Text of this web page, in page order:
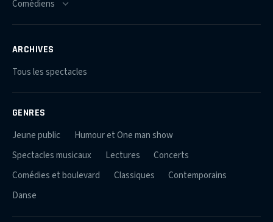
ARCHIVES
Tous les spectacles
GENRES
Jeune public
Humour et One man show
Spectacles musicaux
Lectures
Concerts
Comédies et boulevard
Classiques
Contemporains
Danse